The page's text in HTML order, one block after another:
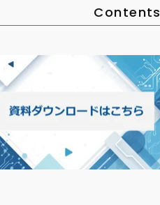
Contents